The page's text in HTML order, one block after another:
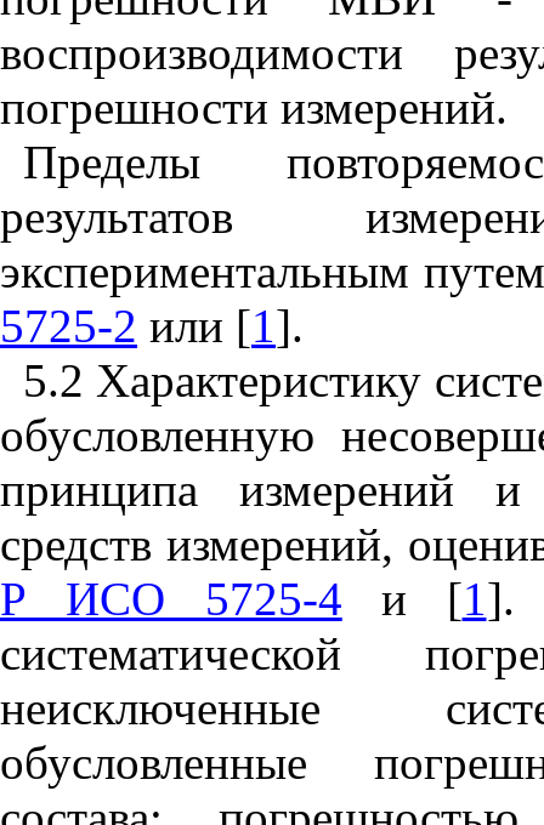
воспроизводимости
погрешности измерений.
Пределы
результатов
экспериментальным
5725-2 или [1].
5.2 Характеристику
обусловленную
принципа измерений и
средств измерений,
Р ИСО 5725-4 и [1].
систематической
неисключенные
обусловленные